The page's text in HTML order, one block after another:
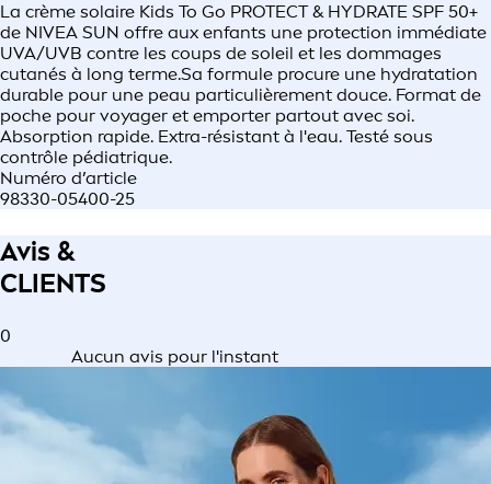
La crème solaire Kids To Go PROTECT & HYDRATE SPF 50+
de NIVEA SUN offre aux enfants une protection immédiate
UVA/UVB contre les coups de soleil et les dommages
cutanés à long terme.Sa formule procure une hydratation
durable pour une peau particulièrement douce. Format de
poche pour voyager et emporter partout avec soi.
Absorption rapide. Extra-résistant à l'eau. Testé sous
contrôle pédiatrique.
Numéro d’article
98330-05400-25
Avis &
CLIENTS
0
Aucun avis pour l'instant